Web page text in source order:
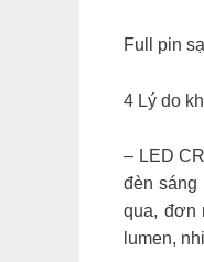
Full pin
4 Lý do
– LED
đèn sáng
qua, đơn
lumen,